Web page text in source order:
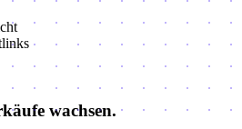
wachsen.